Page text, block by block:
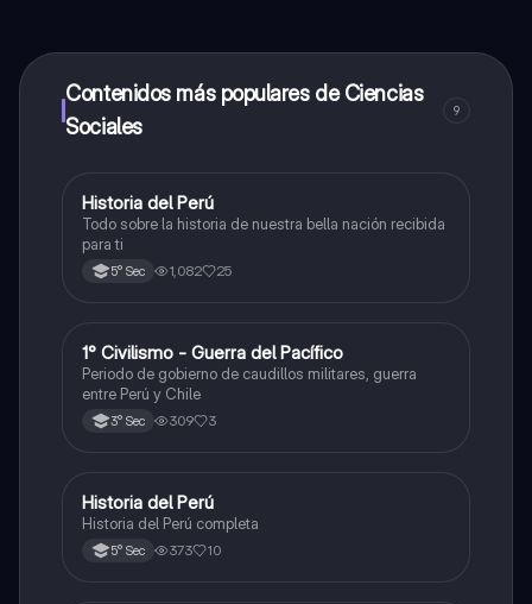
a determinadas funciones.
Contenidos más populares de Ciencias
Sociales
9
Ciencias Sociales
Historia del Perú
Todo sobre la historia de nuestra bella nación recibida
para ti
5° Sec 1,082 25
Ciencias Sociales
1° Civilismo - Guerra del Pacífico
Periodo de gobierno de caudillos militares, guerra
entre Perú y Chile
3° Sec 309 3
Ciencias Sociales
Historia del Perú
Historia del Perú completa
5° Sec 373 10